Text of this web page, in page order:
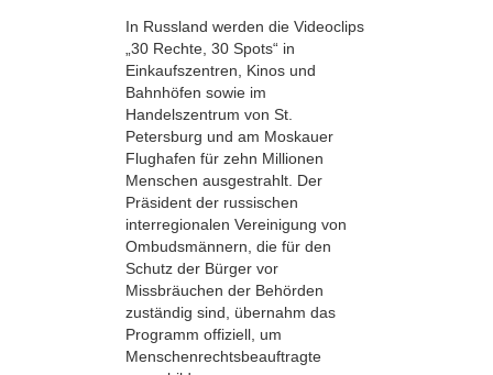
In Russland werden die Videoclips
„30 Rechte, 30 Spots“ in
Einkaufszentren, Kinos und
Bahnhöfen sowie im
Handelszentrum von St.
Petersburg und am Moskauer
Flughafen für zehn Millionen
Menschen ausgestrahlt. Der
Präsident der russischen
interregionalen Vereinigung von
Ombudsmännern, die für den
Schutz der Bürger vor
Missbräuchen der Behörden
zuständig sind, übernahm das
Programm offiziell, um
Menschenrechtsbeauftragte